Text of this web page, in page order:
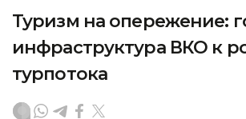
Туризм на опережение:
инфраструктура ВКО к
турпотока